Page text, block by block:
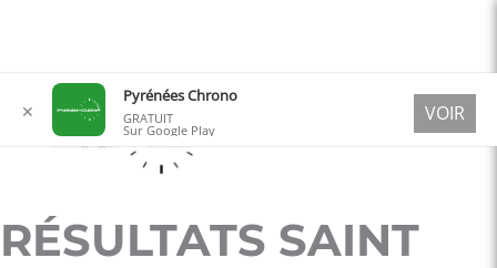
contenu
RÉSULTATS SAINT
✕
Pyrénées Chrono
GRATUIT
Sur Google Play
VOIR